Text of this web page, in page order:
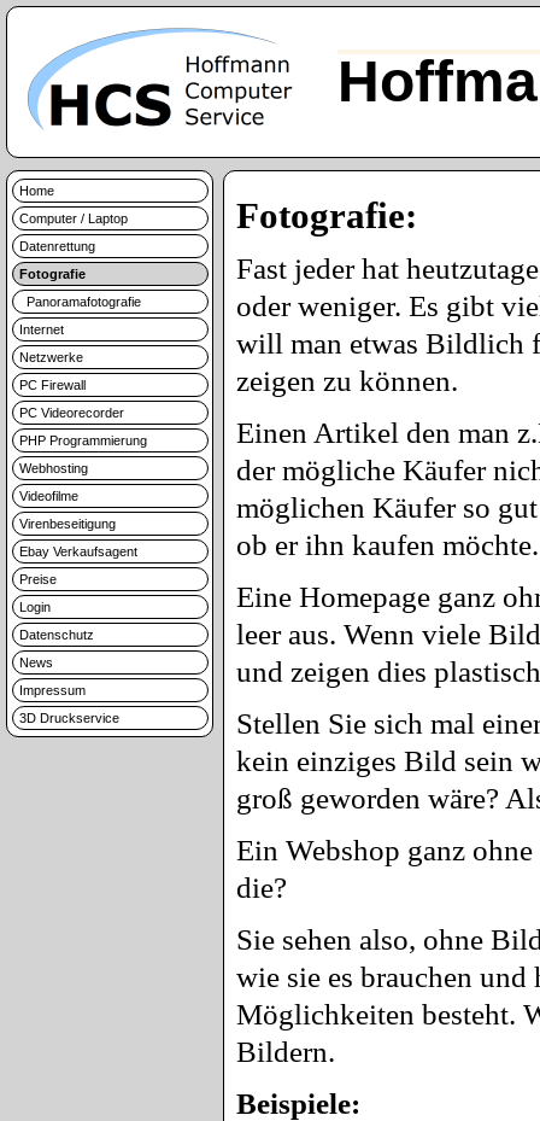
Home
Computer / Laptop
Datenrettung
Fotografie
Panoramafotografie
Internet
Netzwerke
PC Firewall
PC Videorecorder
PHP Programmierung
Webhosting
Videofilme
Virenbeseitigung
Ebay Verkaufsagent
Preise
Login
Datenschutz
News
Impressum
3D Druckservice
Fotografie:
Fast jeder hat
oder weniger. Es gibt
will man etwas Bildlich
zeigen zu können.
Einen Artikel den man
der mögliche Käufer
möglichen Käufer so
ob er ihn kaufen möchte.
Eine Homepage ganz
leer aus. Wenn viele
und zeigen dies
Stellen Sie sich mal
kein einziges Bild sein
groß geworden wäre?
Ein Webshop ganz
die?
Sie sehen also, ohne
wie sie es brauchen
Möglichkeiten besteht.
Bildern.
Beispiele: